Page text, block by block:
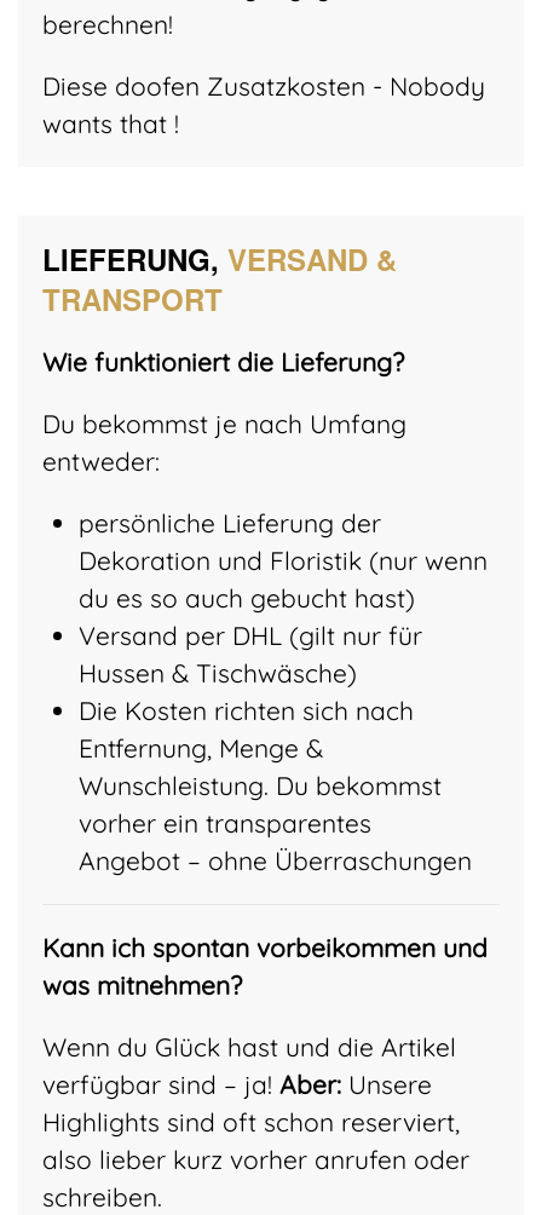
berechnen!
Diese doofen Zusatzkosten - Nobody
wants that !
LIEFERUNG, VERSAND &
TRANSPORT
Wie funktioniert die Lieferung?
Du bekommst je nach Umfang
entweder:
persönliche Lieferung der
Dekoration und Floristik (nur wenn
du es so auch gebucht hast)
Versand per DHL (gilt nur für
Hussen & Tischwäsche)
Die Kosten richten sich nach
Entfernung, Menge &
Wunschleistung. Du bekommst
vorher ein transparentes
Angebot – ohne Überraschungen
Kann ich spontan vorbeikommen und
was mitnehmen?
Wenn du Glück hast und die Artikel
verfügbar sind – ja! Aber: Unsere
Highlights sind oft schon reserviert,
also lieber kurz vorher anrufen oder
schreiben.